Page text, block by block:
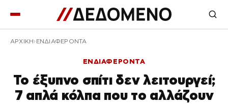
ΑΡΧΙΚΉ ΕΝΔΙΑΦΕΡΟΝΤΑ
ΕΝΔΙΑΦΕΡΟΝΤΑ
Το έξυπνο σπίτι δεν λειτουργεί;
7 απλά κόλπα που το αλλάζουν